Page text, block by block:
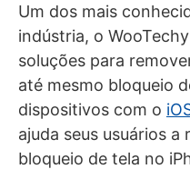
Um dos mais
indústria, o
soluções para
até mesmo bloqueio
dispositivos com o
ajuda seus usuários
bloqueio de tela no